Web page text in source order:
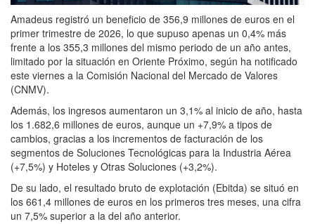
Amadeus registró un beneficio de 356,9 millones de euros en el
primer trimestre de 2026, lo que supuso apenas un 0,4% más
frente a los 355,3 millones del mismo periodo de un año antes,
limitado por la situación en Oriente Próximo, según ha notificado
este viernes a la Comisión Nacional del Mercado de Valores
(CNMV).
Además, los ingresos aumentaron un 3,1% al inicio de año, hasta
los 1.682,6 millones de euros, aunque un +7,9% a tipos de
cambios, gracias a los incrementos de facturación de los
segmentos de Soluciones Tecnológicas para la Industria Aérea
(+7,5%) y Hoteles y Otras Soluciones (+3,2%).
De su lado, el resultado bruto de explotación (Ebitda) se situó en
los 661,4 millones de euros en los primeros tres meses, una cifra
un 7,5% superior a la del año anterior.